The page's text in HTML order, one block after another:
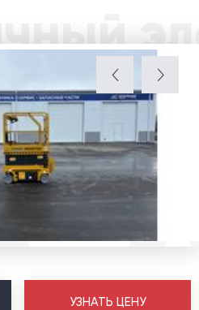
УЗНАТЬ ЦЕНУ